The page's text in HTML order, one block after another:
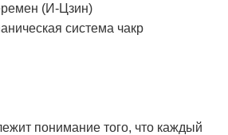
(И-Цзин)
система чакр
понимание того, что каждый